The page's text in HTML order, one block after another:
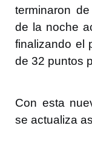
terminaron
de la noche
finalizando el
de 32 puntos
Con esta
se actualiza